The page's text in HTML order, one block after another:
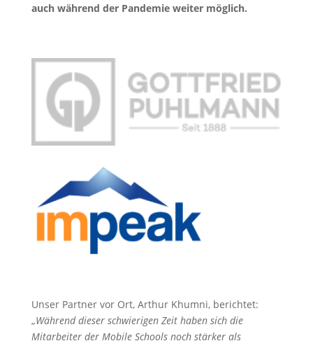
auch während der Pandemie weiter möglich.
Unser Partner vor Ort, Arthur Khumni, berichtet:
„Während dieser schwierigen Zeit haben sich die
Mitarbeiter der Mobile Schools noch stärker als